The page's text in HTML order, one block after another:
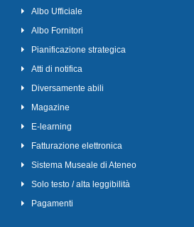
Albo Ufficiale
Albo Fornitori
Pianificazione strategica
Atti di notifica
Diversamente abili
Magazine
E-learning
Fatturazione elettronica
Sistema Museale di Ateneo
Solo testo / alta leggibilità
Pagamenti